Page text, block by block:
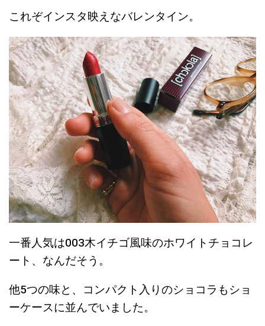
これぞインスタ映えなバレンタイン。
一番人気は003木イチゴ風味のホワイトチョコレ
ート、なんだそう。
他5つの味と、コンパクト入りのショコラもショ
ーケースに並んでいました。